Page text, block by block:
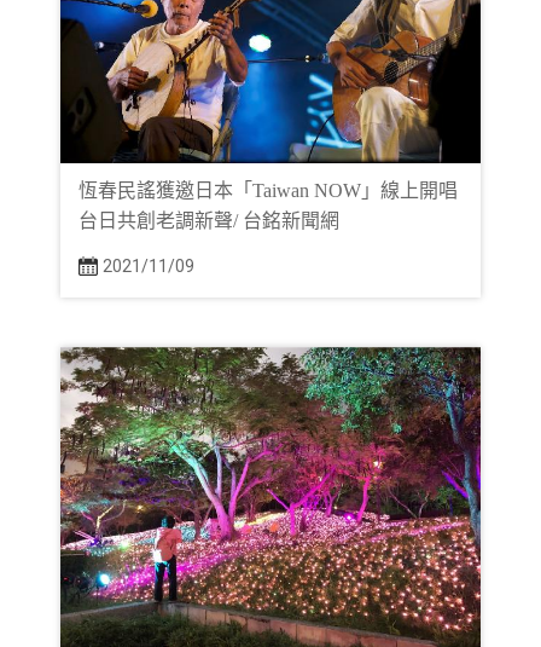
恆春民謠獲邀日本「Taiwan NOW」線上開唱
台日共創老調新聲/ 台銘新聞網
2021/11/09